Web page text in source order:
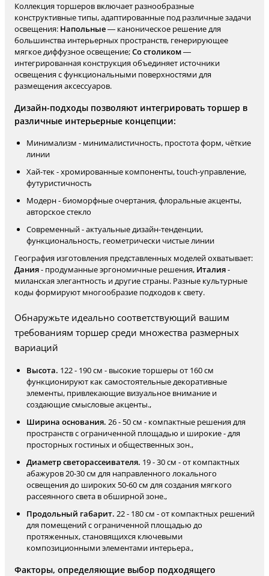
Коллекция торшеров включает разнообразные
конструктивные типы, адаптированные под различные задачи
освещения: Напольные— каноническое решение для
большинства интерьерных пространств, генерирующее
мягкое диффузное освещение;Со столиком—
интегрированная конструкция объединяет источники
освещения с функциональными поверхностями для
размещения аксессуаров.
Дизайн-подходы позволяют интегрировать торшер в
различные интерьерные концепции:
Минимализм - минималистичность, простота форм, чёткие
линии
Хай-тек - хромированные компоненты, touch-управление,
футуристичность
Модерн - биоморфные очертания, флоральные акценты,
авторское стекло
Современный - актуальные дизайн-тенденции,
функциональность, геометрически чистые линии
География изготовления представленных моделей охватывает:
Дания- продуманные эргономичные решения, Италия-
миланская элегантность и другие страны. Разные культурные
коды формируют многообразие подходов к свету.
Обнаружьте идеально соответствующий вашим
требованиям торшер среди множества размерных
вариаций
Высота. 122 - 190 см - высокие торшеры от 160 см
функционируют как самостоятельные декоративные
элементы, привлекающие визуальное внимание и
создающие смысловые акценты.,
Ширина основания. 26 - 50 см - компактные решения для
пространств с ограниченной площадью и широкие - для
просторных гостиных и общественных зон.,
Диаметр светорассеивателя. 19 - 30 см - от компактных
абажуров 20-30 см для направленного локального
освещения до широких 50-60 см для создания мягкого
рассеянного света в обширной зоне.,
Продольный габарит. 22 - 180 см - от компактных решений
для помещений с ограниченной площадью до
протяженных, становящихся ключевыми
композиционными элементами интерьера.,
Факторы, определяющие выбор подходящего